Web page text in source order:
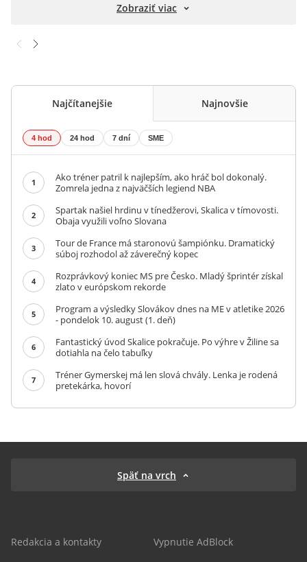
Zobraziť viac
Najčítanejšie Najnovšie
4 hod 24 hod 7 dní SME
1
Ako tréner patril k najlepším, ako hráč bol dokonalý.
Zomrela jedna z najväčších legiend NBA
2
Spartak našiel hrdinu v tínedžerovi, Skalica v tímovosti.
Obaja využili voľno Slovana
3
Tour de France má staronovú šampiónku. Dramatický
súboj rozhodol až záverečný kopec
4
Rozprávkový koniec MS pre Česko. Mladý šprintér získal
zlato v európskom rekorde
5
Program a výsledky Slovákov dnes na ME v atletike 2026
- pondelok 10. august (1. deň)
6
Fantastický úvod Skalice pokračuje. Po výhre v Žiline sa
dotiahla na čelo tabuľky
7
Tréner Gymerskej má len slová chvály. Lenka je rodená
pretekárka, hovorí
Späť na vrch
Redakcia a kontakty Vypnutie AdBlock